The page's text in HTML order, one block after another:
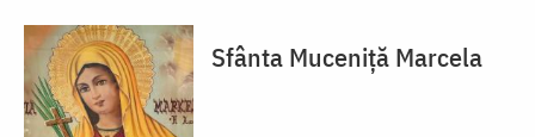
Sfânta Muceniță Marcela